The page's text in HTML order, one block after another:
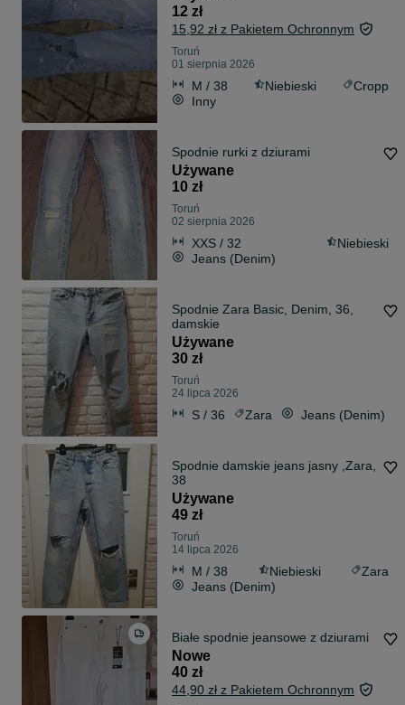
12 zł
15,92 zł z Pakietem Ochronnym
Toruń
01 sierpnia 2026
M / 38 Niebieski
Cropp
Inny
Spodnie rurki z dziurami
Używane
10 zł
Toruń
02 sierpnia 2026
XXS / 32
Niebieski
Jeans (Denim)
Spodnie Zara Basic, Denim, 36,
damskie
Używane
30 zł
Toruń
24 lipca 2026
S / 36 Zara Jeans (Denim)
Spodnie damskie jeans jasny ,Zara,
38
Używane
49 zł
Toruń
14 lipca 2026
M / 38 Niebieski
Zara
Jeans (Denim)
Białe spodnie jeansowe z dziurami
Nowe
40 zł
44,90 zł z Pakietem Ochronnym